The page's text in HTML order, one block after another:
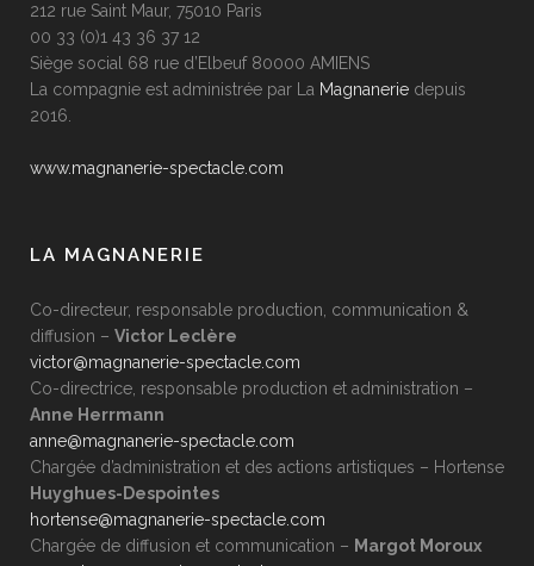
212 rue Saint Maur, 75010 Paris
00 33 (0)1 43 36 37 12
Siège social 68 rue d’Elbeuf 80000 AMIENS
La compagnie est administrée par La Magnanerie depuis
2016.
www.magnanerie-spectacle.com
LA MAGNANERIE
Co-directeur, responsable production, communication &
diffusion – Victor Leclère
victor@magnanerie-spectacle.com
Co-directrice, responsable production et administration –
Anne Herrmann
anne@magnanerie-spectacle.com
Chargée d’administration et des actions artistiques – Hortense
Huyghues-Despointes
hortense@magnanerie-spectacle.com
Chargée de diffusion et communication – Margot Moroux